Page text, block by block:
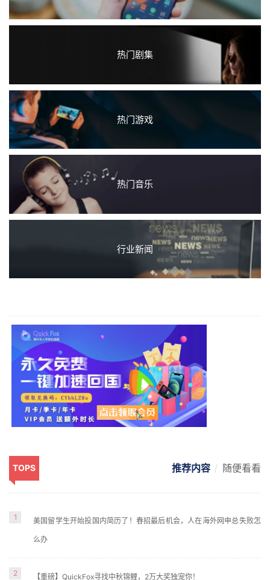
热门剧集
热门游戏
热门音乐
行业新闻
TOPS 推荐内容 随便看看
1 美国留学生开始投国内简历了！春招最后机会，人在海外网申总失败怎
么办
2 【重磅】QuickFox寻找中秋锦鲤，2万大奖独宠你！